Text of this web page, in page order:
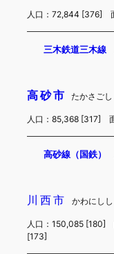
人口：72,844 [376]
三木鉄道三木線
高砂市 たかさごし
人口：85,368 [317]
高砂線（国鉄）
川西市 かわにしし
人口：150,085 [180]
[173]